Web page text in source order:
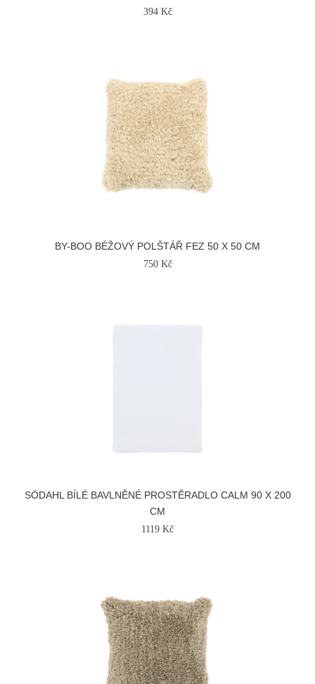
394 Kč
BY-BOO BÉŽOVÝ POLŠTÁŘ FEZ 50 X 50 CM
750 Kč
SÖDAHL BÍLÉ BAVLNĚNÉ PROSTĚRADLO CALM 90 X 200
CM
1119 Kč